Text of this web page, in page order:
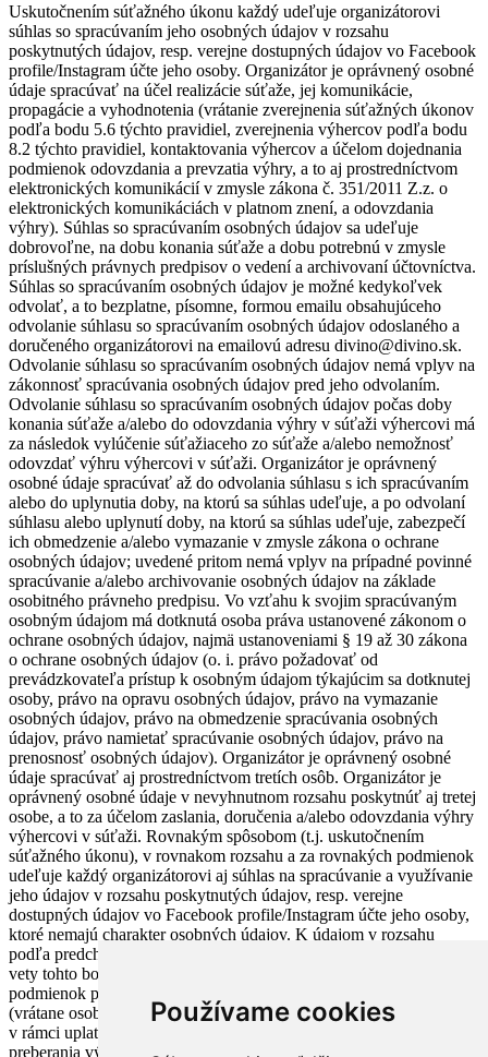
Používame cookies
Uskutočnením súťažného úkonu každý udeľuje organizátorovi
súhlas so spracúvaním jeho osobných údajov v rozsahu
poskytnutých údajov, resp. verejne dostupných údajov vo Facebook
profile/Instagram účte jeho osoby. Organizátor je oprávnený osobné
údaje spracúvať na účel realizácie súťaže, jej komunikácie,
propagácie a vyhodnotenia (vrátanie zverejnenia súťažných úkonov
podľa bodu 5.6 týchto pravidiel, zverejnenia výhercov podľa bodu
8.2 týchto pravidiel, kontaktovania výhercov a účelom dojednania
podmienok odovzdania a prevzatia výhry, a to aj prostredníctvom
elektronických komunikácií v zmysle zákona č. 351/2011 Z.z. o
elektronických komunikáciách v platnom znení, a odovzdania
výhry). Súhlas so spracúvaním osobných údajov sa udeľuje
dobrovoľne, na dobu konania súťaže a dobu potrebnú v zmysle
príslušných právnych predpisov o vedení a archivovaní účtovníctva.
Súhlas so spracúvaním osobných údajov je možné kedykoľvek
odvolať, a to bezplatne, písomne, formou emailu obsahujúceho
odvolanie súhlasu so spracúvaním osobných údajov odoslaného a
doručeného organizátorovi na emailovú adresu divino@divino.sk.
Odvolanie súhlasu so spracúvaním osobných údajov nemá vplyv na
zákonnosť spracúvania osobných údajov pred jeho odvolaním.
Odvolanie súhlasu so spracúvaním osobných údajov počas doby
konania súťaže a/alebo do odovzdania výhry v súťaži výhercovi má
za následok vylúčenie súťažiaceho zo súťaže a/alebo nemožnosť
odovzdať výhru výhercovi v súťaži. Organizátor je oprávnený
osobné údaje spracúvať až do odvolania súhlasu s ich spracúvaním
alebo do uplynutia doby, na ktorú sa súhlas udeľuje, a po odvolaní
súhlasu alebo uplynutí doby, na ktorú sa súhlas udeľuje, zabezpečí
ich obmedzenie a/alebo vymazanie v zmysle zákona o ochrane
osobných údajov; uvedené pritom nemá vplyv na prípadné povinné
spracúvanie a/alebo archivovanie osobných údajov na základe
osobitného právneho predpisu. Vo vzťahu k svojim spracúvaným
osobným údajom má dotknutá osoba práva ustanovené zákonom o
ochrane osobných údajov, najmä ustanoveniami § 19 až 30 zákona
o ochrane osobných údajov (o. i. právo požadovať od
prevádzkovateľa prístup k osobným údajom týkajúcim sa dotknutej
osoby, právo na opravu osobných údajov, právo na vymazanie
osobných údajov, právo na obmedzenie spracúvania osobných
údajov, právo namietať spracúvanie osobných údajov, právo na
prenosnosť osobných údajov). Organizátor je oprávnený osobné
údaje spracúvať aj prostredníctvom tretích osôb. Organizátor je
oprávnený osobné údaje v nevyhnutnom rozsahu poskytnúť aj tretej
osobe, a to za účelom zaslania, doručenia a/alebo odovzdania výhry
výhercovi v súťaži. Rovnakým spôsobom (t.j. uskutočnením
súťažného úkonu), v rovnakom rozsahu a za rovnakých podmienok
udeľuje každý organizátorovi aj súhlas na spracúvanie a využívanie
jeho údajov v rozsahu poskytnutých údajov, resp. verejne
dostupných údajov vo Facebook profile/Instagram účte jeho osoby,
ktoré nemajú charakter osobných údajov. K údajom v rozsahu
podľa predchádzajúcej vety a/alebo k údajom v rozsahu podľa prvej
vety tohto bodu pravidiel môžu byť priradené a na účel a za
podmienok podľa tohto bodu pravidiel spracúvané aj ďalšie údaje
(vrátane osobných údajov), ktoré súťažiaci poskytne organizátorovi
v rámci uplatňovania výhry v súťaži a/alebo odovzdávania alebo
preberania výhry v súťaži a/alebo v súvislosti s nimi (napr. údaj o